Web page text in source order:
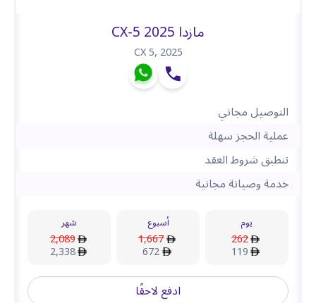
مازدا CX-5 2025
CX 5,2025
التوصيل مجاني
عملية الحجز سهلة
تنطبق شروط العقد
خدمة وصيانة مجانية
يوم
262
119
أسبوع
1,667
672
شهر
2,089
2,338
ادفع لاحقًا